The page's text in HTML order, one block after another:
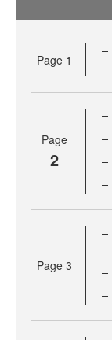
Page 1
Page
2
Page 3